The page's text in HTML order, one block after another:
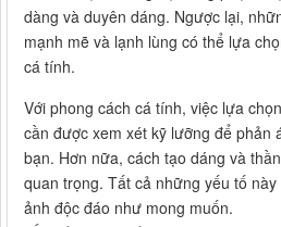
dàng và duyên dáng. Ngược lại,
mạnh mẽ và lạnh lùng có thể lựa
cá tính.
Với phong cách cá tính, việc lựa
cần được xem xét kỹ lưỡng để phản
bạn. Hơn nữa, cách tạo dáng và
quan trọng. Tất cả những yếu tố
ảnh độc đáo như mong muốn.